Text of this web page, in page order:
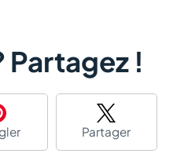
успешных историй
смогли достичь
из таких игроков –
посещает Cat казино
результаты. Благодаря
строить стратегию
Partagez !
Partager